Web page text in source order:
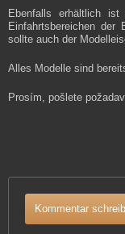
Ebenfalls erhältlich
Einfahrtsbereichen der
sollte auch der
Alles Modelle sind
Prosím, pošlete
Kommentar